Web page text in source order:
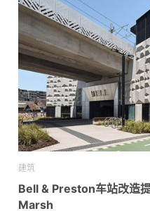
建筑
Bell & Preston车站改造
Marsh